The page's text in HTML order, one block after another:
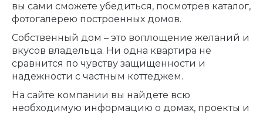
вы сами сможете убедиться, посмотрев каталог,
фотогалерею построенных домов.
Собственный дом – это воплощение желаний и
вкусов владельца. Ни одна квартира не
сравнится по чувству защищенности и
надежности с частным коттеджем.
На сайте компании вы найдете всю
необходимую информацию о домах, проекты и